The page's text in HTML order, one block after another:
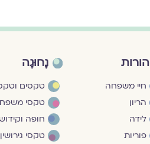
הורות
חיי משפחה
הריון
לידה
פוריות
נָחוּגָה
טקסים
טקסי
חופה
טקסי גירושין